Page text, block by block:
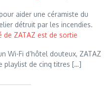
aider une céramiste du
détruit par les incendies.
de ZATAZ est de sortie
Wi-Fi d’hôtel douteux, ZATAZ
playlist de cinq titres […]